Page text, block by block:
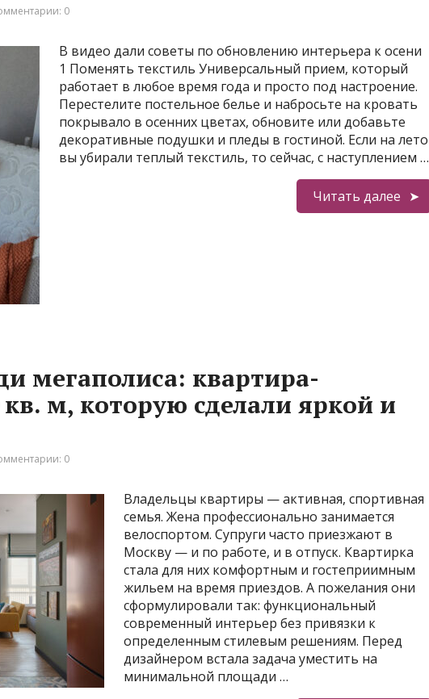
0
В видео дали советы по обновлению интерьера к осени
1 Поменять текстиль Универсальный прием, который
работает в любое время года и просто под настроение.
Перестелите постельное белье и набросьте на кровать
покрывало в осенних цветах, обновите или добавьте
декоративные подушки и пледы в гостиной. Если на лето
вы убирали теплый текстиль, то сейчас, с наступлением …
Читать далее
мегаполиса: квартира-
м, которую сделали яркой и
0
Владельцы квартиры — активная, спортивная
семья. Жена профессионально занимается
велоспортом. Супруги часто приезжают в
Москву — и по работе, и в отпуск. Квартирка
стала для них комфортным и гостеприимным
жильем на время приездов. А пожелания они
сформулировали так: функциональный
современный интерьер без привязки к
определенным стилевым решениям. Перед
дизайнером встала задача уместить на
минимальной площади …